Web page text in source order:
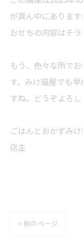
が真ん中にありま
おせちの内容はチ
もう、色々な所で
す。みけ猫屋でも
すね。どうぞよろし
ごはんとおかずみ
店主
< 前のページ